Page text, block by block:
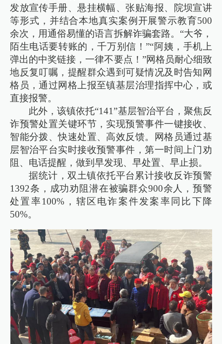
发放宣传手册、悬挂横幅、张贴海报、院坝宣讲
等形式，并结合本地真实案例开展警示教育500
余次，用通俗易懂的语言拆解诈骗套路。“大爷，
陌生电话要转账的，千万别信！”“阿姨，手机上
弹出的中奖链接，一律不要点！”网格员耐心细致
地反复叮嘱，提醒群众遇到可疑情况及时告知网
格员，通过网格上报至镇基层治理指挥中心，或
直接报警。
此外，该镇依托“141”基层智治平台，聚焦反
诈预警处置关键环节，实现预警事件一键接收、
智能分拨、快速处置、高效反馈。网格员通过基
层智治平台实时接收预警事件，第一时间上门劝
阻、电话提醒，做到早发现、早处置、早止损。
据统计，双土镇依托平台累计接收反诈预警
1392条，成功劝阻潜在被骗群众900余人，预警
处置率100%，辖区电诈案件发案率同比下降
50%。